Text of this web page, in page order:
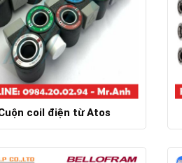
coil điện từ Atos
Chi tiết